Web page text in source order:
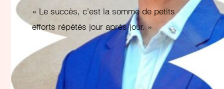
« Le succès, c’est la somme de petits
efforts répétés jour après jour. »